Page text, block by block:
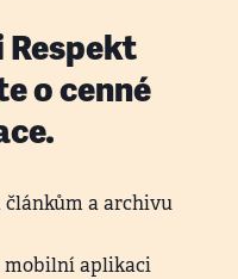
o cenné
článkům a archivu
mobilní aplikaci